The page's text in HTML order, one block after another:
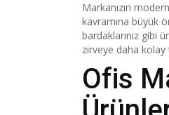
Markanızın
kavramına büyük
bardaklarınız gibi
zirveye daha kolay
Ofis